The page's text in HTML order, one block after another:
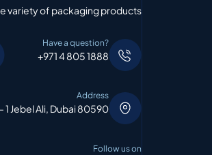
variety of packaging products
Have a question?
+971 4 805 1888
Address
Jebel Ali, Dubai 80590
Follow us on